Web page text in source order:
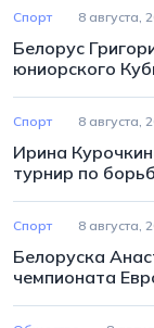
Спорт 8 августа,
Белорус
юниорского
Спорт 8 августа,
Ирина
турнир по
Спорт 8 августа,
Белоруска
чемпионата